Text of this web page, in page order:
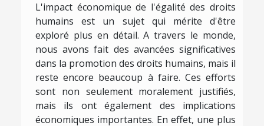
L'impact économique de l'égalité des droits
humains est un sujet qui mérite d'être
exploré plus en détail. A travers le monde,
nous avons fait des avancées significatives
dans la promotion des droits humains, mais il
reste encore beaucoup à faire. Ces efforts
sont non seulement moralement justifiés,
mais ils ont également des implications
économiques importantes. En effet, une plus